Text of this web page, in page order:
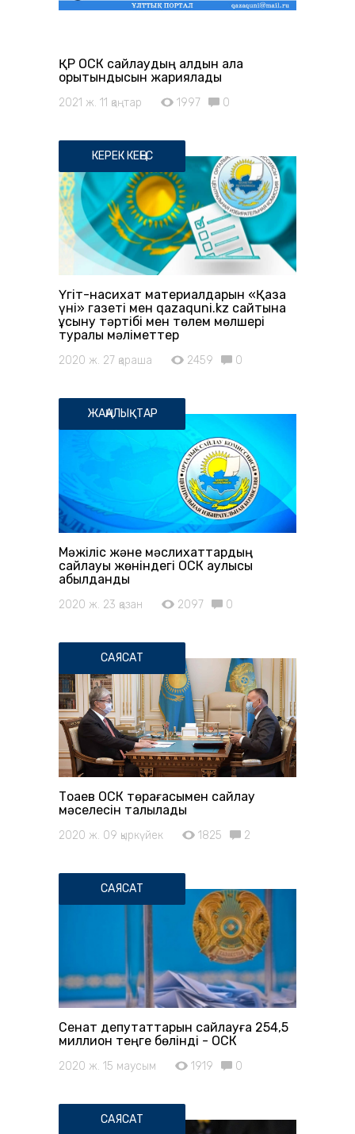
ҚР ОСК сайлаудың алдын ала
қорытындысын жариялады
2021 ж. 11 қаңтар 1997 0
КЕРЕК КЕҢЕС
Үгіт-насихат материалдарын «Қазақ
үні» газеті мен qazaquni.kz сайтына
ұсыну тәртібі мен төлем мөлшері
туралы мәліметтер
2020 ж. 27 қараша 2459 0
ЖАҢАЛЫҚТАР
Мәжіліс және мәслихаттардың
сайлауы жөніндегі ОСК қаулысы
қабылданды
2020 ж. 23 қазан 2097 0
САЯСАТ
Тоқаев ОСК төрағасымен сайлау
мәселесін талқылады
2020 ж. 09 қыркүйек 1825 2
САЯСАТ
Сенат депутаттарын сайлауға 254,5
миллион теңге бөлінді - ОСК
2020 ж. 15 маусым 1919 0
САЯСАТ